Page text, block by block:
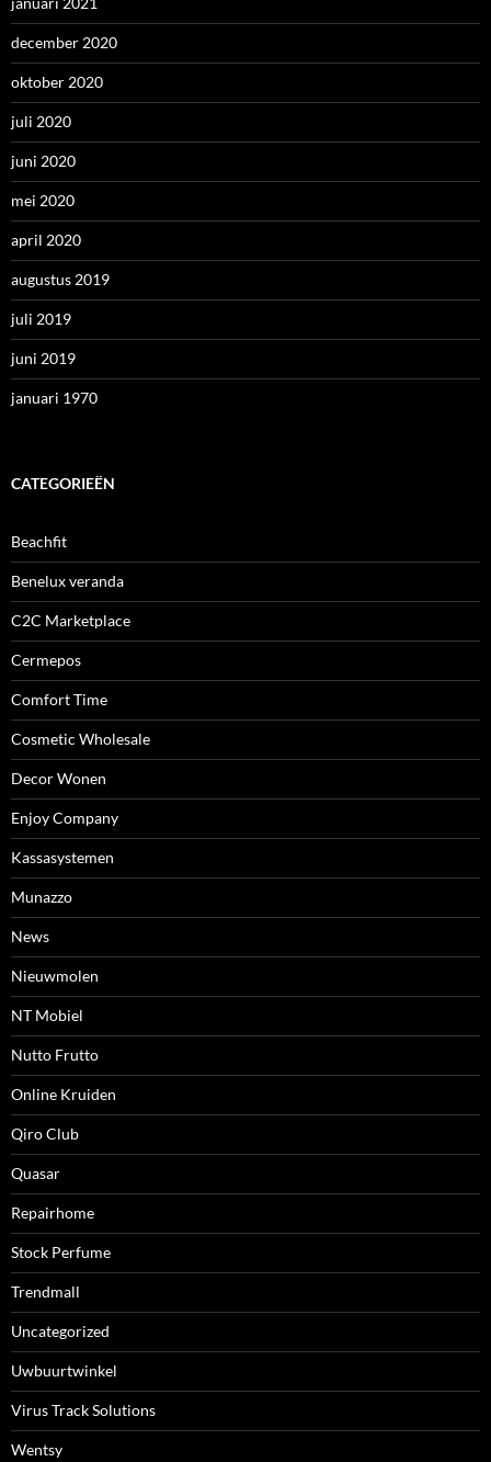
december 2020
oktober 2020
juli 2020
juni 2020
mei 2020
april 2020
augustus 2019
juli 2019
juni 2019
januari 1970
CATEGORIEËN
Beachfit
Benelux veranda
C2C Marketplace
Cermepos
Comfort Time
Cosmetic Wholesale
Decor Wonen
Enjoy Company
Kassasystemen
Munazzo
News
Nieuwmolen
NT Mobiel
Nutto Frutto
Online Kruiden
Qiro Club
Quasar
Repairhome
Stock Perfume
Trendmall
Uncategorized
Uwbuurtwinkel
Virus Track Solutions
Wentsy